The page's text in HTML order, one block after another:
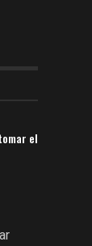
el